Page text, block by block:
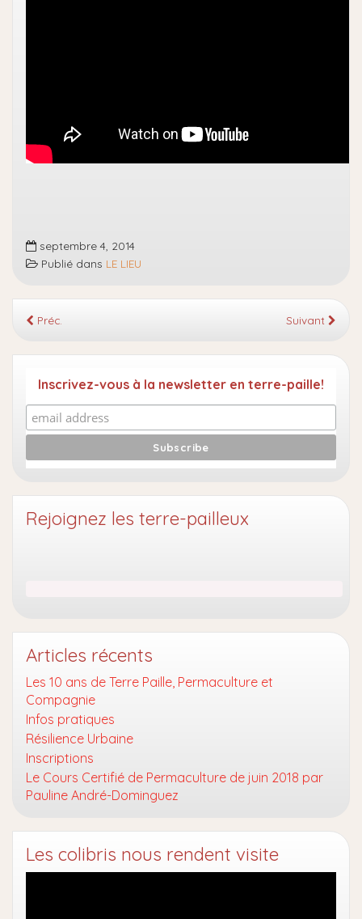
septembre 4, 2014
Publié dans LE LIEU
Préc. Suivant
Inscrivez-vous à la newsletter en terre-paille!
Rejoignez les terre-pailleux
Articles récents
Les 10 ans de Terre Paille, Permaculture et
Compagnie
Infos pratiques
Résilience Urbaine
Inscriptions
Le Cours Certifié de Permaculture de juin 2018 par
Pauline André-Dominguez
Les colibris nous rendent visite